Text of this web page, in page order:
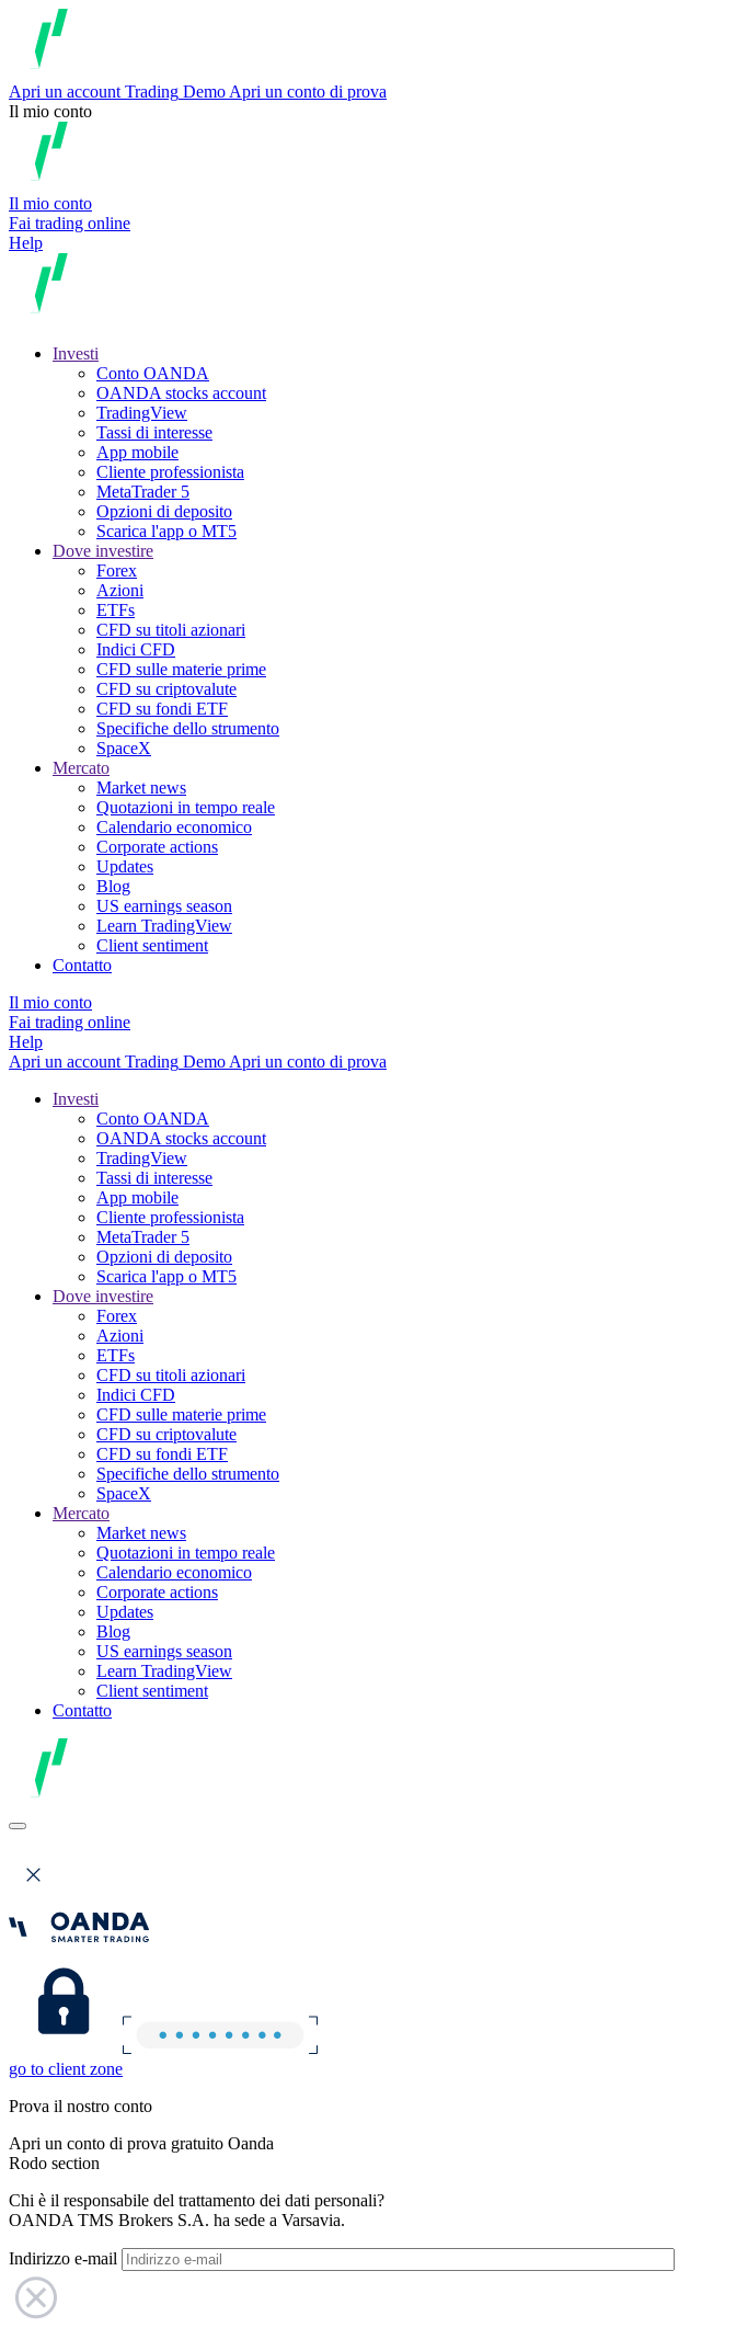
Apri un account Trading Demo Apri un conto di prova
Il mio conto
Il mio conto
Fai trading online
Help
Investi
Conto OANDA
OANDA stocks account
TradingView
Tassi di interesse
App mobile
Cliente professionista
MetaTrader 5
Opzioni di deposito
Scarica l'app o MT5
Dove investire
Forex
Azioni
ETFs
CFD su titoli azionari
Indici CFD
CFD sulle materie prime
CFD su criptovalute
CFD su fondi ETF
Specifiche dello strumento
SpaceX
Mercato
Market news
Quotazioni in tempo reale
Calendario economico
Corporate actions
Updates
Blog
US earnings season
Learn TradingView
Client sentiment
Contatto
Il mio conto
Fai trading online
Help
Apri un account Trading Demo Apri un conto di prova
Investi
Conto OANDA
OANDA stocks account
TradingView
Tassi di interesse
App mobile
Cliente professionista
MetaTrader 5
Opzioni di deposito
Scarica l'app o MT5
Dove investire
Forex
Azioni
ETFs
CFD su titoli azionari
Indici CFD
CFD sulle materie prime
CFD su criptovalute
CFD su fondi ETF
Specifiche dello strumento
SpaceX
Mercato
Market news
Quotazioni in tempo reale
Calendario economico
Corporate actions
Updates
Blog
US earnings season
Learn TradingView
Client sentiment
Contatto
go to client zone
Prova il nostro conto
Apri un conto di prova gratuito Oanda
Rodo section
Chi è il responsabile del trattamento dei dati personali?
OANDA TMS Brokers S.A. ha sede a Varsavia.
Indirizzo e-mail